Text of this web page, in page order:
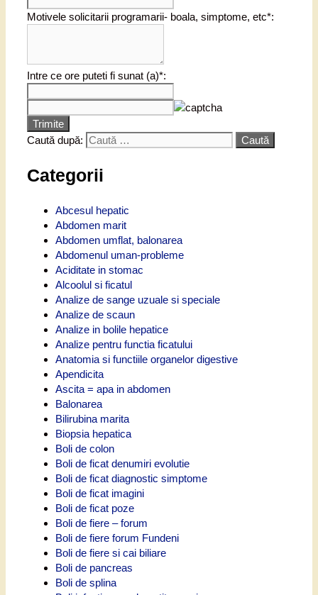
Motivele solicitarii programarii- boala, simptome, etc*:
Intre ce ore puteti fi sunat (a)*:
Trimite
Caută după:
Categorii
Abcesul hepatic
Abdomen marit
Abdomen umflat, balonarea
Abdomenul uman-probleme
Aciditate in stomac
Alcoolul si ficatul
Analize de sange uzuale si speciale
Analize de scaun
Analize in bolile hepatice
Analize pentru functia ficatului
Anatomia si functiile organelor digestive
Apendicita
Ascita = apa in abdomen
Balonarea
Bilirubina marita
Biopsia hepatica
Boli de colon
Boli de ficat denumiri evolutie
Boli de ficat diagnostic simptome
Boli de ficat imagini
Boli de ficat poze
Boli de fiere – forum
Boli de fiere forum Fundeni
Boli de fiere si cai biliare
Boli de pancreas
Boli de splina